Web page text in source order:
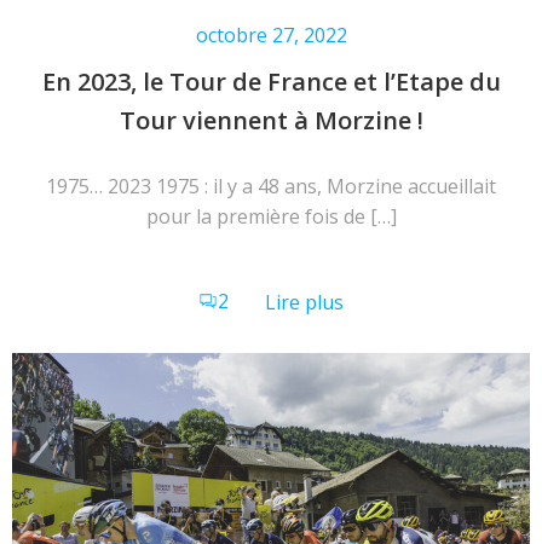
octobre 27, 2022
En 2023, le Tour de France et l’Etape du
Tour viennent à Morzine !
1975… 2023 1975 : il y a 48 ans, Morzine accueillait
pour la première fois de […]
2 Lire plus